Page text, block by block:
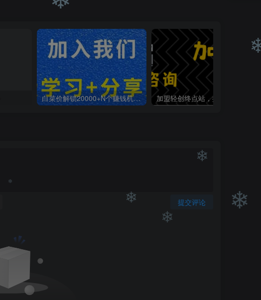
白菜价解锁20000+N个赚钱机会，加入轻创终点站会员，全站资源免费学习。
提交评论
❄
❄
❄